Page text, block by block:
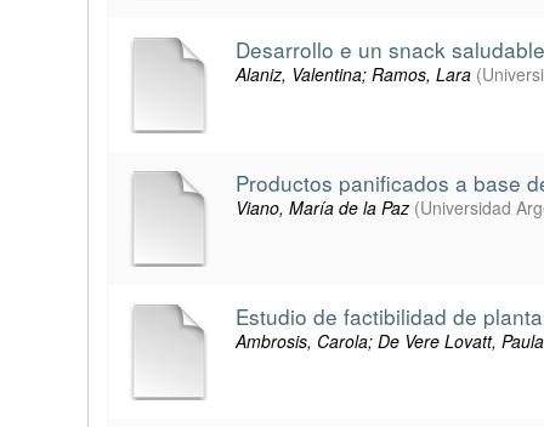
Desarrollo e un snack
Alaniz, Valentina; Ramos, Lara (
Productos panificados a base
Viano, María de la Paz (Universidad
Estudio de factibilidad de
Ambrosis, Carola; De Vere Lovatt, Paula